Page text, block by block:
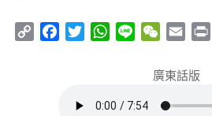
Copy
Facebook
TwitterWhatsApp
Line WeChat
Email
廣東話版